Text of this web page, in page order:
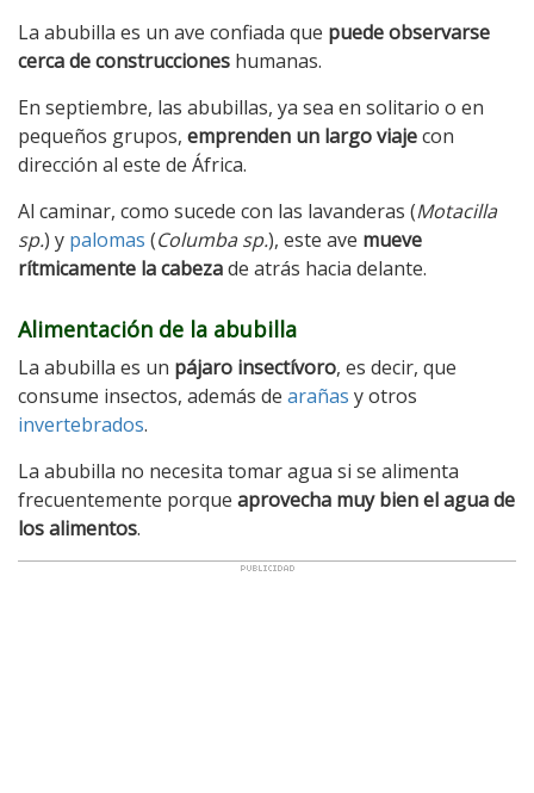
La abubilla es un ave confiada que puede observarse
cerca de construcciones humanas.
En septiembre, las abubillas, ya sea en solitario o en
pequeños grupos, emprenden un largo viajecon
dirección al este de África.
Al caminar, como sucede con las lavanderas (Motacilla
sp.) y palomas (Columba sp.), este ave mueve
rítmicamente la cabezade atrás hacia delante.
Alimentación de la abubilla
La abubilla es un pájaro insectívoro, es decir, que
consume insectos, además de arañas y otros
invertebrados.
La abubilla no necesita tomar agua si se alimenta
frecuentemente porque aprovecha muy bien el agua de
los alimentos.